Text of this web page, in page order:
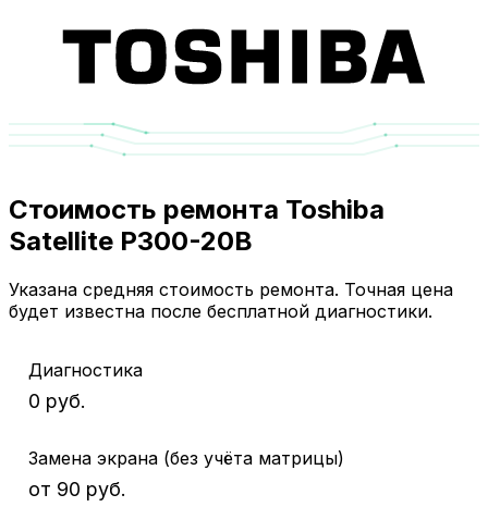
Стоимость ремонта Toshiba
Satellite P300-20B
Указана средняя стоимость ремонта. Точная цена
будет известна после бесплатной диагностики.
Диагностика
0 руб.
Замена экрана (без учёта матрицы)
от 90 руб.